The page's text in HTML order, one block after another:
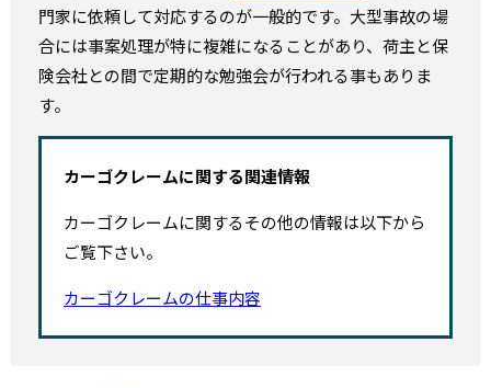
門家に依頼して対応するのが一般的です。大型事故の場
合には事案処理が特に複雑になることがあり、荷主と保
険会社との間で定期的な勉強会が行われる事もありま
す。
カーゴクレームに関する関連情報
カーゴクレームに関するその他の情報は以下から
ご覧下さい。
カーゴクレームの仕事内容